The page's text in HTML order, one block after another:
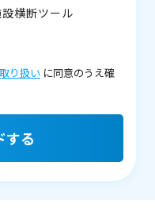
横断ツール
り扱い に同意のうえ確
する